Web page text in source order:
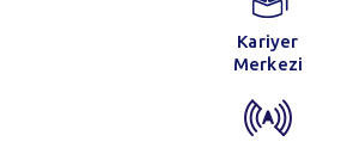
Kariyer
Merkezi